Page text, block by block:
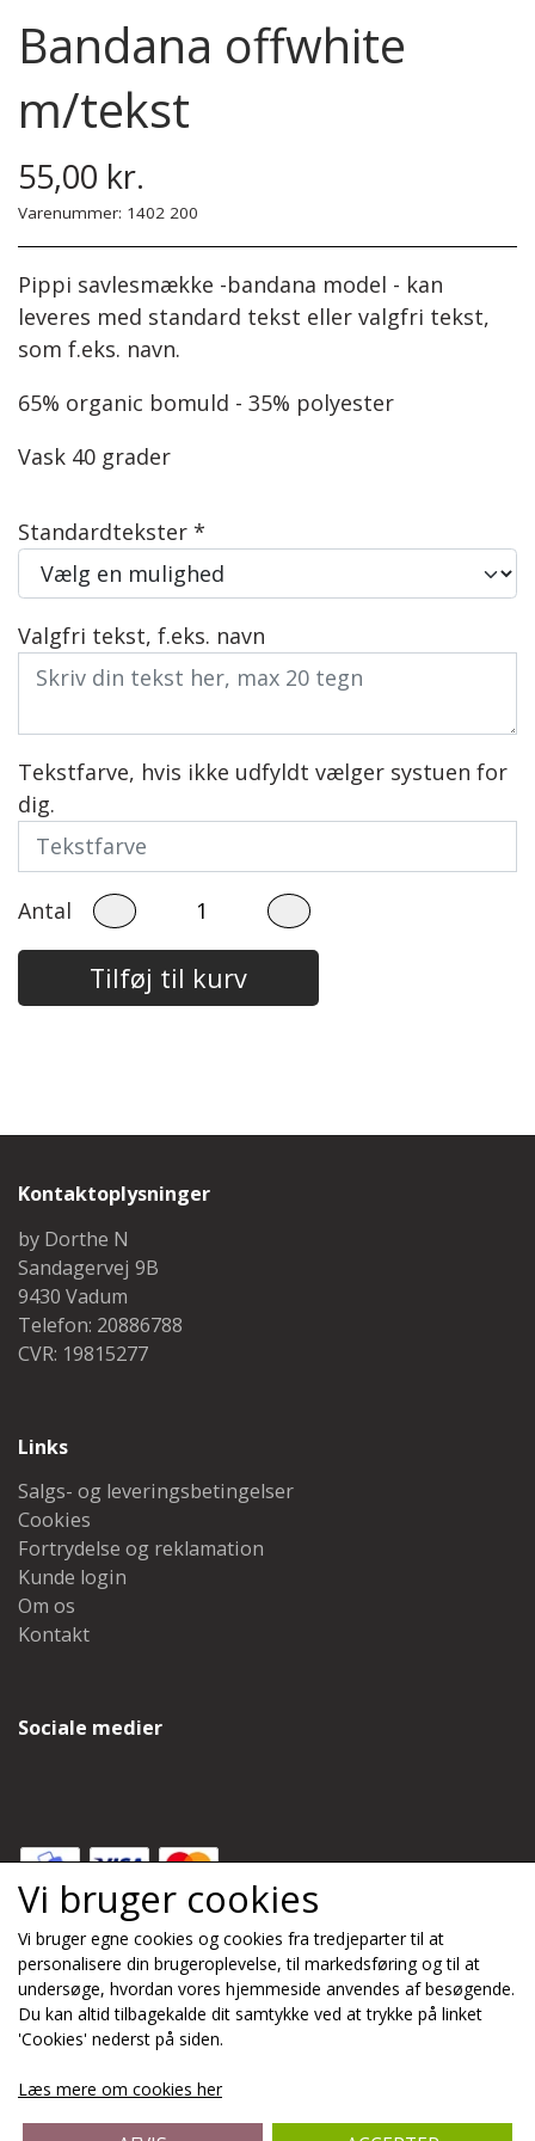
Bomuld 8/4
Herre
Steinbach Pinde
Projektposer
Penny Shopper
Bandana offwhite
m/tekst
55,00 kr.
Varenummer: 1402 200
Pippi savlesmække -bandana model - kan
leveres med standard tekst eller valgfri tekst,
som f.eks. navn.
65% organic bomuld - 35% polyester
Vask 40 grader
Standardtekster *
Valgfri tekst, f.eks. navn
Tekstfarve, hvis ikke udfyldt vælger systuen for
dig.
Antal
Tilføj til kurv
Kontaktoplysninger
by Dorthe N
Sandagervej 9B
9430 Vadum
Telefon: 20886788
CVR: 19815277
Links
Salgs- og leveringsbetingelser
Cookies
Fortrydelse og reklamation
Kunde login
Om os
Kontakt
Sociale medier
Modtag nyheder via e-mail
Tilmeld
Vi bruger cookies
Vi bruger egne cookies og cookies fra tredjeparter til at
personalisere din brugeroplevelse, til markedsføring og til at
undersøge, hvordan vores hjemmeside anvendes af besøgende.
Du kan altid tilbagekalde dit samtykke ved at trykke på linket
'Cookies' nederst på siden.
Læs mere om cookies her